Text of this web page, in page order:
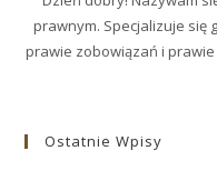
prawnym. Specjalizuje się
prawie zobowiązań i
Ostatnie Wpisy